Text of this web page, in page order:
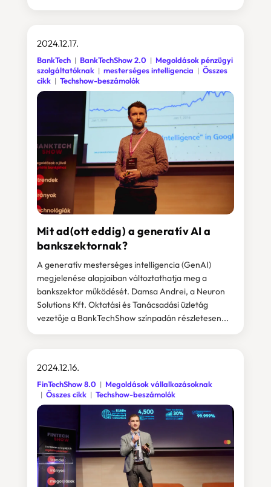
Mit ad(ott eddig) a generatív AI a
bankszektornak?
2024.12.17.
BankTech BankTechShow 2.0
Megoldások pénzügyi
szolgáltatóknak
mesterséges intelligencia
Összes
cikk
Techshow-beszámolók
A generatív mesterséges intelligencia (GenAI)
megjelenése alapjaiban változtathatja meg a
bankszektor működését. Damsa Andrei, a Neuron
Solutions Kft. Oktatási és Tanácsadási üzletág
vezetője a BankTechShow színpadán részletesen...
2024.12.16.
FinTechShow 8.0
Megoldások vállalkozásoknak
Összes cikk
Techshow-beszámolók